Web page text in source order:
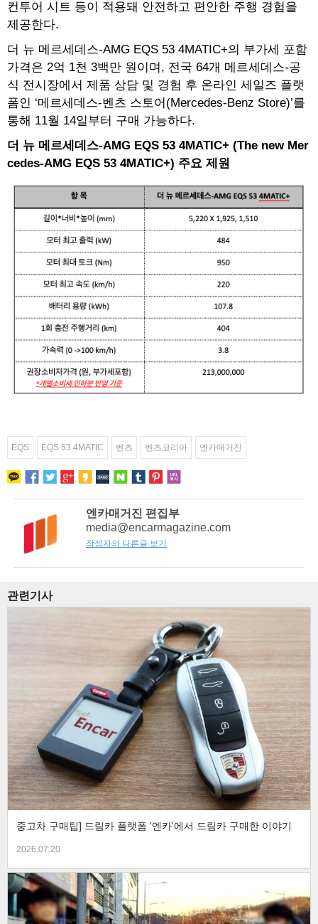
컨투어 시트 등이 적용돼 안전하고 편안한 주행 경험을
제공한다.
더 뉴 메르세데스-AMG EQS 53 4MATIC+의 부가세 포함
가격은 2억 1천 3백만 원이며, 전국 64개 메르세데스-공
식 전시장에서 제품 상담 및 경험 후 온라인 세일즈 플랫
폼인 ‘메르세데스-벤츠 스토어(Mercedes-Benz Store)’를
통해 11월 14일부터 구매 가능하다.
더 뉴 메르세데스-AMG EQS 53 4MATIC+ (The new Mer
cedes-AMG EQS 53 4MATIC+) 주요 제원
EQS EQS 53 4MATIC 벤츠 벤츠코리아 엔카매거진
엔카매거진 편집부
media@encarmagazine.com
작성자의 다른글 보기
관련기사
중고차 구매팁] 드림카 플랫폼 '엔카'에서 드림카 구매한 이야기
2026.07.20